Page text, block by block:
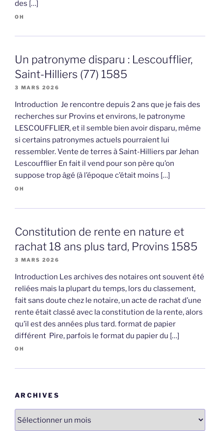
des […]
OH
Un patronyme disparu : Lescoufflier,
Saint-Hilliers (77) 1585
3 MARS 2026
Introduction Je rencontre depuis 2 ans que je fais des
recherches sur Provins et environs, le patronyme
LESCOUFFLIER, et il semble bien avoir disparu, même
si certains patronymes actuels pourraient lui
ressembler. Vente de terres à Saint-Hilliers par Jehan
Lescoufflier En fait il vend pour son père qu’on
suppose trop âgé (à l’époque c’était moins […]
OH
Constitution de rente en nature et
rachat 18 ans plus tard, Provins 1585
3 MARS 2026
Introduction Les archives des notaires ont souvent été
reliées mais la plupart du temps, lors du classement,
fait sans doute chez le notaire, un acte de rachat d’une
rente était classé avec la constitution de la rente, alors
qu’il est des années plus tard. format de papier
différent Pire, parfois le format du papier du […]
OH
ARCHIVES